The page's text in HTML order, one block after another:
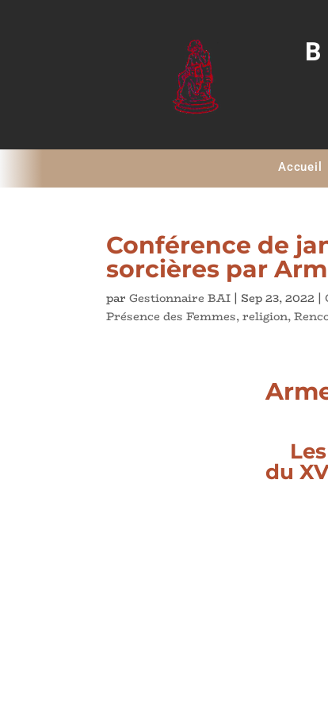
Accueil
Conférence de
sorcières par
parGestionnaire BAI | Sep 23, 2022 |
Présence des Femmes,religion,
Le
du XV